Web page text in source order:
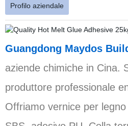
Profilo aziendale
Guangdong Maydos
aziende chimiche in Cina.
produttore professionale
Offriamo vernice per